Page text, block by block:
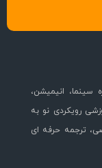
انیمیشن،
رویکردی نو به
ترجمه حرفه ای